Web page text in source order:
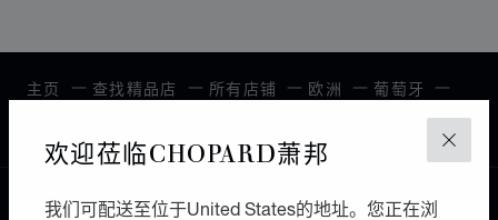
关闭
欢迎莅临CHOPARD萧邦
我们可配送至位于United States的地址。您正在浏
主页 查找精品店 所有店铺 欧洲
葡萄牙
中国
本地化（更改国家/地区）
更改国家/地区